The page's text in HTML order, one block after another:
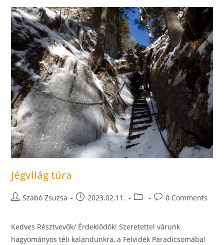
Jégvilág túra
Szabó Zsuzsa 2023.02.11. 0 Comments
Kedves Résztvevők/ Érdeklődők! Szeretettel várunk
hagyományos téli kalandunkra, a Felvidék Paradicsomába!